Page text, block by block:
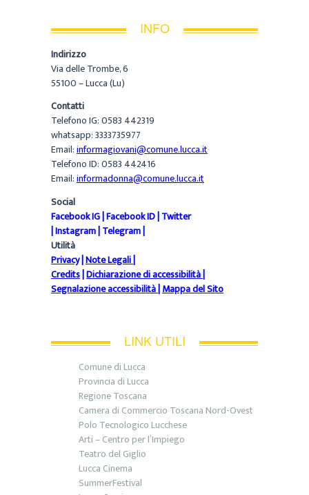
INFO
Indirizzo
Via delle Trombe, 6
55100 – Lucca (Lu)
Contatti
Telefono IG: 0583 442319
whatsapp: 3333735977
Email:informagiovani@comune.lucca.it
Telefono ID: 0583 442416
Email:informadonna@comune.lucca.it
Social
Facebook IG|Facebook ID|Twitter
|Instagram|Telegram|
Utilità
Privacy|Note Legali|
Credits|Dichiarazione di accessibilità|
Segnalazione accessibilità|Mappa del Sito
LINK UTILI
Comune di Lucca
Provincia di Lucca
Regione Toscana
Camera di Commercio Toscana Nord-Ovest
Polo Tecnologico Lucchese
Arti – Centro per l’Impiego
Teatro del Giglio
Lucca Cinema
SummerFestival